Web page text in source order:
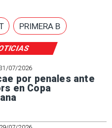
07/2026
por penales ante
en Copa
PRIMERA B